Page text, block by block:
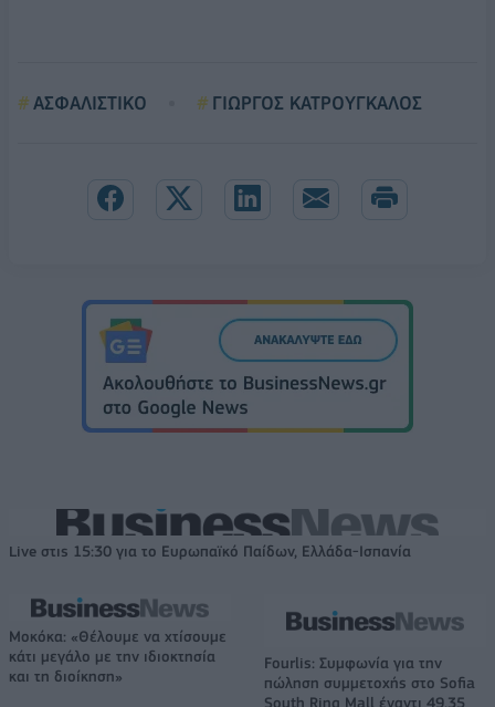
ΑΣΦΑΛΙΣΤΙΚΟ ΓΙΩΡΓΟΣ ΚΑΤΡΟΥΓΚΑΛΟΣ
Live στις 15:30 για το Ευρωπαϊκό Παίδων, Ελλάδα-Ισπανία
Μοκόκα: «Θέλουμε να χτίσουμε
κάτι μεγάλο με την ιδιοκτησία
και τη διοίκηση»
Fourlis: Συμφωνία για την
πώληση συμμετοχής στο Sofia
South Ring Mall έναντι 49,35